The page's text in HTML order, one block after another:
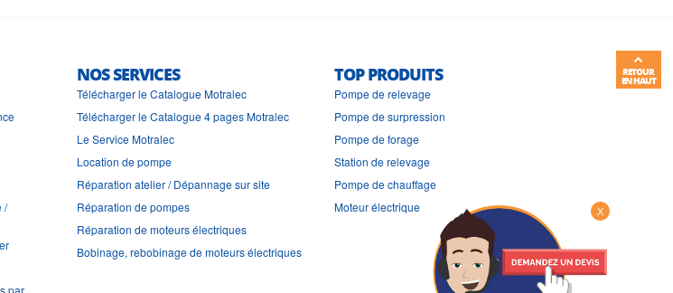
/
par
NOS SERVICES
Télécharger le Catalogue Motralec
Télécharger le Catalogue 4 pages Motralec
Le Service Motralec
Location de pompe
Réparation atelier / Dépannage sur site
Réparation de pompes
Réparation de moteurs électriques
Bobinage, rebobinage de moteurs électriques
TOP PRODUITS
Pompe de relevage
Pompe de surpression
Pompe de forage
Station de relevage
Pompe de chauffage
Moteur électrique
X
RETOUR
EN HAUT